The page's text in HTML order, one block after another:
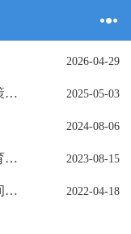
2026-04-29
2025-05-03
国家医保局：你想知道的生育保险政策都在这里
2024-08-06
2023-08-15
产检也可报销！广西发布最新职工生育险待遇标准
2022-04-18
权威解答！如何界定新增加产假的时间节点？生育假假期如何计算?生育假怎么休？